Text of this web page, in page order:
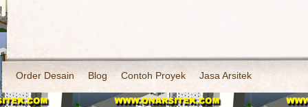
Order Desain Blog Contoh Proyek Jasa Arsitek